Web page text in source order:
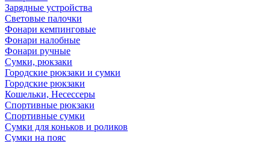
Зарядные устройства
Световые палочки
Фонари кемпинговые
Фонари налобные
Фонари ручные
Сумки, рюкзаки
Городские рюкзаки и сумки
Городские рюкзаки
Кошельки, Несессеры
Спортивные рюкзаки
Спортивные сумки
Сумки для коньков и роликов
Сумки на пояс